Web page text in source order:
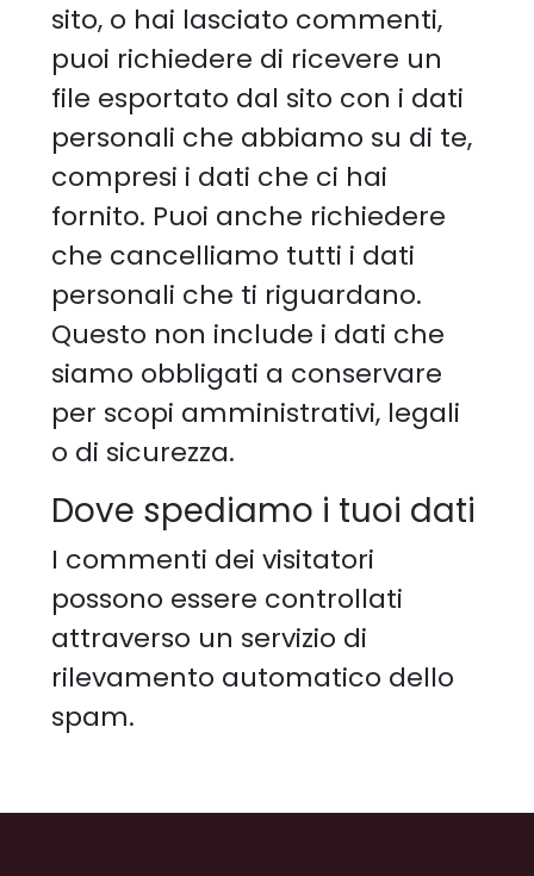
sito, o hai lasciato commenti,
puoi richiedere di ricevere un
file esportato dal sito con i dati
personali che abbiamo su di te,
compresi i dati che ci hai
fornito. Puoi anche richiedere
che cancelliamo tutti i dati
personali che ti riguardano.
Questo non include i dati che
siamo obbligati a conservare
per scopi amministrativi, legali
o di sicurezza.
Dove spediamo i tuoi dati
I commenti dei visitatori
possono essere controllati
attraverso un servizio di
rilevamento automatico dello
spam.